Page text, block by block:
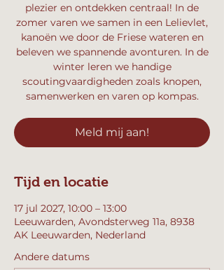
plezier en ontdekken centraal! In de
zomer varen we samen in een Lelievlet,
kanoën we door de Friese wateren en
beleven we spannende avonturen. In de
winter leren we handige
scoutingvaardigheden zoals knopen,
samenwerken en varen op kompas.
Meld mij aan!
Tijd en locatie
17 jul 2027, 10:00 – 13:00
Leeuwarden, Avondsterweg 11a, 8938
AK Leeuwarden, Nederland
Andere datums